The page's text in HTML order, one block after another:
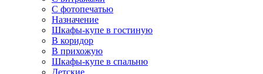
С фотопечатью
Назначение
Шкафы-купе в гостиную
В коридор
В прихожую
Шкафы-купе в спальню
Детские